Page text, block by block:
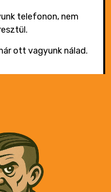
telefonon, nem
ott vagyunk nálad.